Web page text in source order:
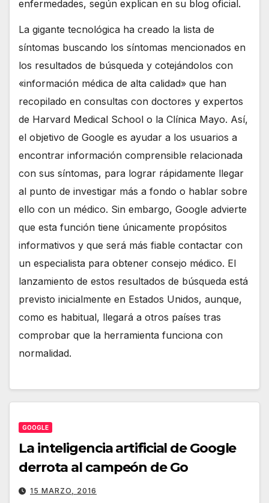
enfermedades, según explican en su blog oficial.
La gigante tecnológica ha creado la lista de
síntomas buscando los síntomas mencionados en
los resultados de búsqueda y cotejándolos con
«información médica de alta calidad» que han
recopilado en consultas con doctores y expertos
de Harvard Medical School o la Clínica Mayo. Así,
el objetivo de Google es ayudar a los usuarios a
encontrar información comprensible relacionada
con sus síntomas, para lograr rápidamente llegar
al punto de investigar más a fondo o hablar sobre
ello con un médico. Sin embargo, Google advierte
que esta función tiene únicamente propósitos
informativos y que será más fiable contactar con
un especialista para obtener consejo médico. El
lanzamiento de estos resultados de búsqueda está
previsto inicialmente en Estados Unidos, aunque,
como es habitual, llegará a otros países tras
comprobar que la herramienta funciona con
normalidad.
GOOGLE
La inteligencia artificial de Google
derrota al campeón de Go
15 MARZO, 2016